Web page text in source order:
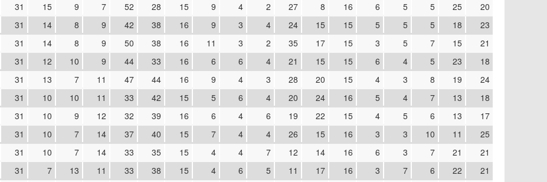
31 15 9 7 52 28 15 9 4 2 27 8 16 6 5 5 25
20
31 14 8 9 42 38 16 9 3 4 24 15 15 5 5 5 18
23
31 14 8 9 50 38 16 11 3 2 35 17 15 3 5 7 15
21
31 12 10 9 44 33 16 6 6 4 21 15 15 6 4 5 23
18
31 13 7 11 47 44 16 9 4 3 28 20 15 4 3 8 19
24
31 10 10 11 33 42 15 5 6 4 20 24 16 5 4 7 13
18
31 10 9 12 32 39 16 6 4 6 19 22 15 4 5 6 13
17
31 10 7 14 37 40 15 7 4 4 26 15 16 3 3 10 11
25
31 10 7 14 33 35 15 4 4 7 12 14 16 6 3 7 21
21
31 7 13 11 33 38 15 4 6 5 11 17 16 3 7 6 22
21